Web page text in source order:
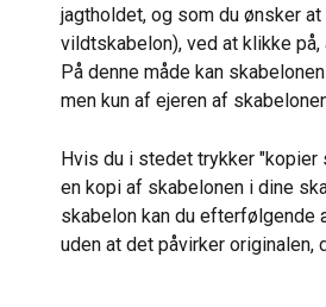
jagtholdet, og som du ønsker at
vildtskabelon), ved at klikke
På denne måde kan
men kun af ejeren af
Hvis du i stedet trykker "kopier
en kopi af skabelonen i dine
skabelon kan du efterfølgende
uden at det påvirker originalen,